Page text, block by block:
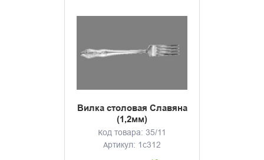
Вилка столовая Славяна
(1,2мм)
Код товара: 35/11
Артикул: 1с312